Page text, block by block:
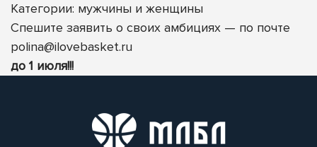
Категории: мужчины и женщины
Спешите заявить о своих амбициях — по почте
polina@ilovebasket.ru
до 1 июля!!!